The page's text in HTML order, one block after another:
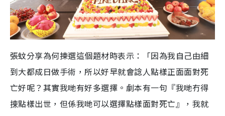
張蚊分享為何揀選這個題材時表示：「因為我自己由細
到大都成日做手術，所以好早就會諗人點樣正面面對死
亡好呢？其實我哋有好多選擇。劇本有一句『我哋冇得
㨂點樣出世，但係我哋可以選擇點樣面對死亡』，我就